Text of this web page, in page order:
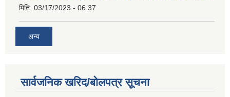
मिति: 03/17/2023 - 06:37
अन्य
सार्वजनिक खरिद/बोलपत्र सूचना